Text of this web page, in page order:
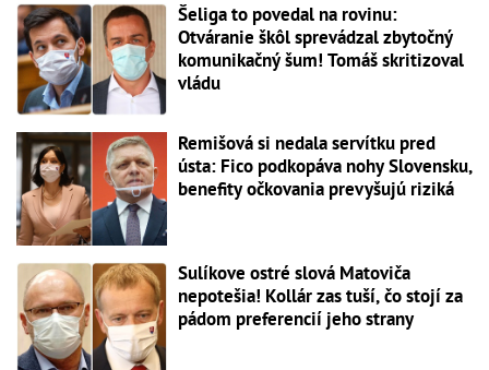
Šeliga to povedal na rovinu:
Otváranie škôl sprevádzal zbytočný
komunikačný šum! Tomáš skritizoval
vládu
Remišová si nedala servítku pred
ústa: Fico podkopáva nohy Slovensku,
benefity očkovania prevyšujú riziká
Sulíkove ostré slová Matoviča
nepotešia! Kollár zas tuší, čo stojí za
pádom preferencií jeho strany